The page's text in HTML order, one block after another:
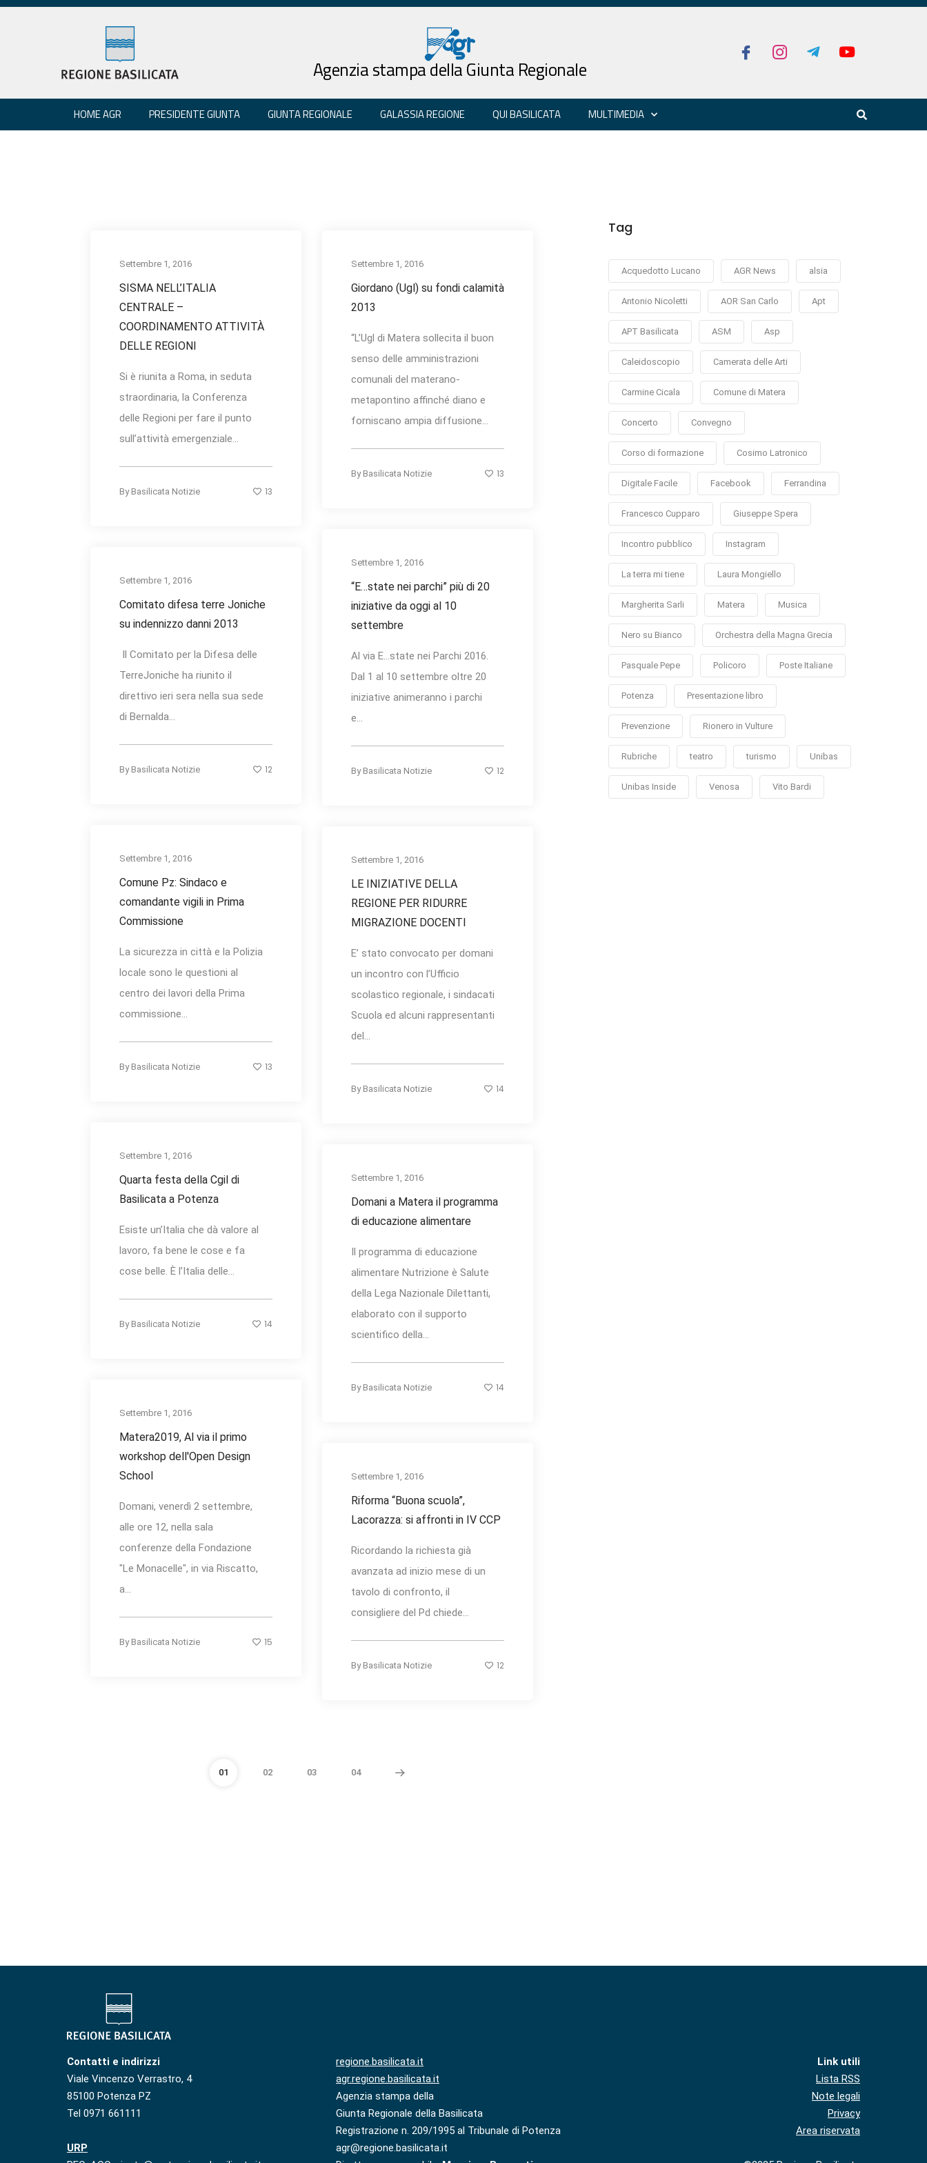
Agenzia stampa della Giunta Regionale
HOME AGR PRESIDENTE GIUNTA GIUNTA REGIONALE GALASSIA REGIONE QUI BASILICATA MULTIMEDIA
Settembre 1, 2016
SISMA NELL’ITALIA
CENTRALE –
COORDINAMENTO ATTIVITÀ
DELLE REGIONI
Si è riunita a Roma, in seduta
straordinaria, la Conferenza
delle Regioni per fare il punto
sull’attività emergenziale...
By Basilicata Notizie 13
Settembre 1, 2016
Giordano (Ugl) su fondi calamità
2013
“L’Ugl di Matera sollecita il buon
senso delle amministrazioni
comunali del materano-
metapontino affinché diano e
forniscano ampia diffusione...
By Basilicata Notizie 13
Settembre 1, 2016
“E…state nei parchi” più di 20
iniziative da oggi al 10
settembre
Al via E…state nei Parchi 2016.
Dal 1 al 10 settembre oltre 20
iniziative animeranno i parchi
e...
By Basilicata Notizie 12
Settembre 1, 2016
Comitato difesa terre Joniche
su indennizzo danni 2013
Il Comitato per la Difesa delle
TerreJoniche ha riunito il
direttivo ieri sera nella sua sede
di Bernalda...
By Basilicata Notizie 12
Settembre 1, 2016
Comune Pz: Sindaco e
comandante vigili in Prima
Commissione
La sicurezza in città e la Polizia
locale sono le questioni al
centro dei lavori della Prima
commissione...
By Basilicata Notizie 13
Settembre 1, 2016
LE INIZIATIVE DELLA
REGIONE PER RIDURRE
MIGRAZIONE DOCENTI
E’ stato convocato per domani
un incontro con l’Ufficio
scolastico regionale, i sindacati
Scuola ed alcuni rappresentanti
del...
By Basilicata Notizie 14
Settembre 1, 2016
Quarta festa della Cgil di
Basilicata a Potenza
Esiste un’Italia che dà valore al
lavoro, fa bene le cose e fa
cose belle. È l’Italia delle...
By Basilicata Notizie 14
Settembre 1, 2016
Domani a Matera il programma
di educazione alimentare
Il programma di educazione
alimentare Nutrizione è Salute
della Lega Nazionale Dilettanti,
elaborato con il supporto
scientifico della...
By Basilicata Notizie 14
Settembre 1, 2016
Matera2019, Al via il primo
workshop dell'Open Design
School
Domani, venerdì 2 settembre,
alle ore 12, nella sala
conferenze della Fondazione
"Le Monacelle", in via Riscatto,
a...
By Basilicata Notizie 15
Settembre 1, 2016
Riforma “Buona scuola”,
Lacorazza: si affronti in IV CCP
Ricordando la richiesta già
avanzata ad inizio mese di un
tavolo di confronto, il
consigliere del Pd chiede...
By Basilicata Notizie 12
01 02 03 04
Tag
Acquedotto Lucano AGR News alsia
Antonio Nicoletti AOR San Carlo Apt
APT Basilicata ASM Asp
Caleidoscopio Camerata delle Arti
Carmine Cicala Comune di Matera
Concerto Convegno
Corso di formazione Cosimo Latronico
Digitale Facile Facebook Ferrandina
Francesco Cupparo Giuseppe Spera
Incontro pubblico Instagram
La terra mi tiene Laura Mongiello
Margherita Sarli Matera Musica
Nero su Bianco Orchestra della Magna Grecia
Pasquale Pepe Policoro Poste Italiane
Potenza Presentazione libro
Prevenzione Rionero in Vulture
Rubriche teatro turismo Unibas
Unibas Inside Venosa Vito Bardi
Contatti e indirizzi
Viale Vincenzo Verrastro, 4
85100 Potenza PZ
Tel 0971 661111
URP
regione.basilicata.it
agr.regione.basilicata.it
Agenzia stampa della
Giunta Regionale della Basilicata
Registrazione n. 209/1995 al Tribunale di Potenza
agr@regione.basilicata.it
Link utili
Lista RSS
Note legali
Privacy
Area riservata